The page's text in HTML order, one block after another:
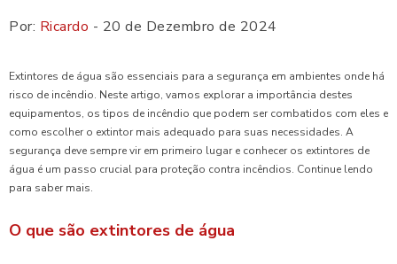
Por: Ricardo - 20 de Dezembro de 2024
Extintores de água são essenciais para a segurança em ambientes onde há
risco de incêndio. Neste artigo, vamos explorar a importância destes
equipamentos, os tipos de incêndio que podem ser combatidos com eles e
como escolher o extintor mais adequado para suas necessidades. A
segurança deve sempre vir em primeiro lugar e conhecer os extintores de
água é um passo crucial para proteção contra incêndios. Continue lendo
para saber mais.
O que são extintores de água